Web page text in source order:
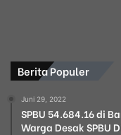
Berita Populer
Juni 29, 2022
SPBU 54.684.16 di
Warga Desak SPBU